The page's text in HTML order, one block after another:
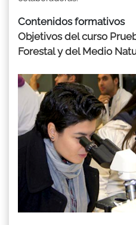
Contenidos formativos
Objetivos del curso
Forestal y del Medio